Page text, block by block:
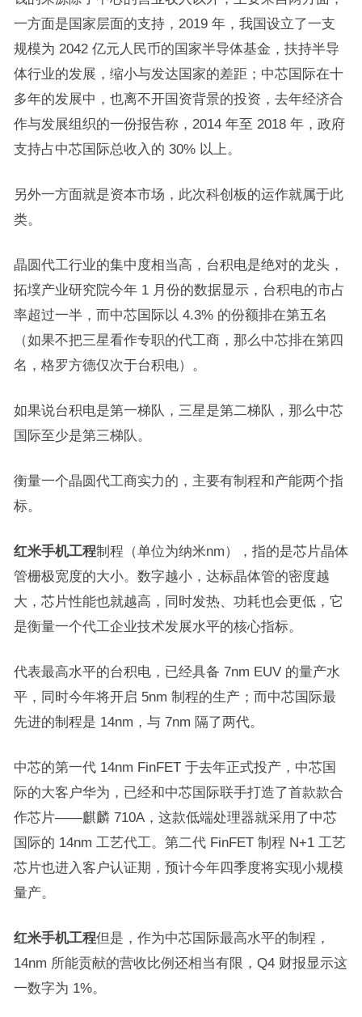
一方面是国家层面的支持，2019 年，我国设立了一支
规模为 2042 亿元人民币的国家半导体基金，扶持半导
体行业的发展，缩小与发达国家的差距；中芯国际在十
多年的发展中，也离不开国资背景的投资，去年经济合
作与发展组织的一份报告称，2014 年至 2018 年，政府
支持占中芯国际总收入的 30% 以上。
另外一方面就是资本市场，此次科创板的运作就属于此
类。
晶圆代工行业的集中度相当高，台积电是绝对的龙头，
拓墣产业研究院今年 1 月份的数据显示，台积电的市占
率超过一半，而中芯国际以 4.3% 的份额排在第五名
（如果不把三星看作专职的代工商，那么中芯排在第四
名，格罗方德仅次于台积电）。
如果说台积电是第一梯队，三星是第二梯队，那么中芯
国际至少是第三梯队。
衡量一个晶圆代工商实力的，主要有制程和产能两个指
标。
红米手机工程制程（单位为纳米nm），指的是芯片晶体
管栅极宽度的大小。数字越小，达标晶体管的密度越
大，芯片性能也就越高，同时发热、功耗也会更低，它
是衡量一个代工企业技术发展水平的核心指标。
代表最高水平的台积电，已经具备 7nm EUV 的量产水
平，同时今年将开启 5nm 制程的生产；而中芯国际最
先进的制程是 14nm，与 7nm 隔了两代。
中芯的第一代 14nm FinFET 于去年正式投产，中芯国
际的大客户华为，已经和中芯国际联手打造了首款款合
作芯片——麒麟 710A，这款低端处理器就采用了中芯
国际的 14nm 工艺代工。第二代 FinFET 制程 N+1 工艺
芯片也进入客户认证期，预计今年四季度将实现小规模
量产。
红米手机工程但是，作为中芯国际最高水平的制程，
14nm 所能贡献的营收比例还相当有限，Q4 财报显示这
一数字为 1%。